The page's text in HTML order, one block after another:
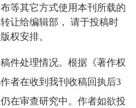
等其它方式使用本刊所载的
让给编辑部， 请于投稿时
权安排。
件处理情况。根据《著作权
者在收到我刊收稿回执后3
在审查研究中。作者如欲投